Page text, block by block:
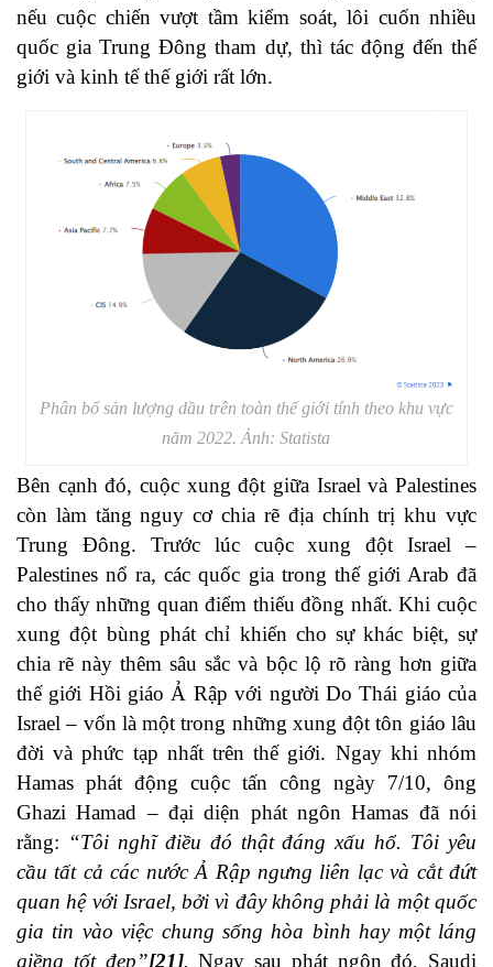
nếu cuộc chiến vượt tầm kiểm soát, lôi cuốn nhiều
quốc gia Trung Đông tham dự, thì tác động đến thế
giới và kinh tế thế giới rất lớn.
Phân bổ sản lượng dầu trên toàn thế giới tính theo khu vực
năm 2022. Ảnh: Statista
Bên cạnh đó, cuộc xung đột giữa Israel và Palestines
còn làm tăng nguy cơ chia rẽ địa chính trị khu vực
Trung Đông. Trước lúc cuộc xung đột Israel –
Palestines nổ ra, các quốc gia trong thế giới Arab đã
cho thấy những quan điểm thiếu đồng nhất. Khi cuộc
xung đột bùng phát chỉ khiến cho sự khác biệt, sự
chia rẽ này thêm sâu sắc và bộc lộ rõ ràng hơn giữa
thế giới Hồi giáo Ả Rập với người Do Thái giáo của
Israel – vốn là một trong những xung đột tôn giáo lâu
đời và phức tạp nhất trên thế giới. Ngay khi nhóm
Hamas phát động cuộc tấn công ngày 7/10, ông
Ghazi Hamad – đại diện phát ngôn Hamas đã nói
rằng: “Tôi nghĩ điều đó thật đáng xấu hổ. Tôi yêu
cầu tất cả các nước Ả Rập ngưng liên lạc và cắt đứt
quan hệ với Israel, bởi vì đây không phải là một quốc
gia tin vào việc chung sống hòa bình hay một láng
giềng tốt đẹp”[21].Ngay sau phát ngôn đó, Saudi